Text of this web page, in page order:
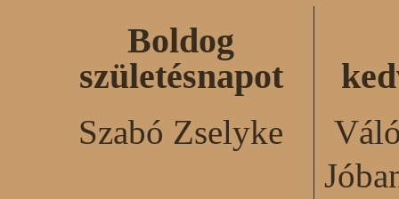
Boldog
születésnapot
Szabó Zselyke